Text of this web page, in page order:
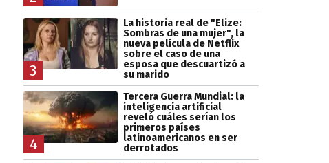
3
La historia real de "Elize:
Sombras de una mujer", la
nueva película de Netflix
sobre el caso de una
esposa que descuartizó a
su marido
4
Tercera Guerra Mundial: la
inteligencia artificial
reveló cuáles serían los
primeros países
latinoamericanos en ser
derrotados